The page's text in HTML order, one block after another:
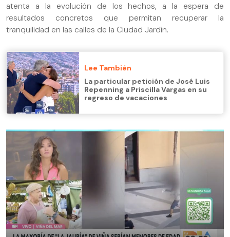
atenta a la evolución de los hechos, a la espera de
resultados concretos que permitan recuperar la
tranquilidad en las calles de la Ciudad Jardín.
Lee También
La particular petición de José Luis
Repenning a Priscilla Vargas en su
regreso de vacaciones